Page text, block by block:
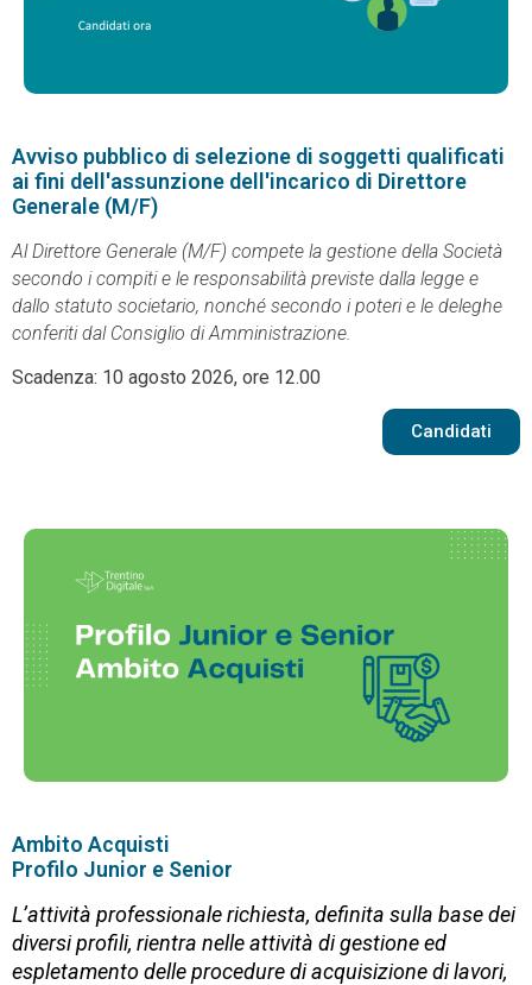
Avviso pubblico di selezione di soggetti qualificati
ai fini dell'assunzione dell'incarico di Direttore
Generale (M/F)
Al Direttore Generale (M/F) compete la gestione della Società
secondo i compiti e le responsabilità previste dalla legge e
dallo statuto societario, nonché secondo i poteri e le deleghe
conferiti dal Consiglio di Amministrazione.
Scadenza: 10 agosto 2026, ore 12.00
Candidati
Ambito Acquisti
Profilo Junior e Senior
L’attività professionale richiesta, definita sulla base dei
diversi profili, rientra nelle attività di gestione ed
espletamento delle procedure di acquisizione di lavori,